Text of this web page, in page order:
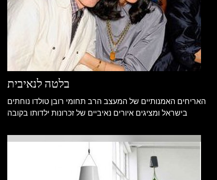
בלטה לנאיבית
האריחים האמנותיים של המעצב הרב תחומי רובן טולדו נוחתים
בישראל ומציגים איורים נאיביים של זכרונות ילדותו בקובה